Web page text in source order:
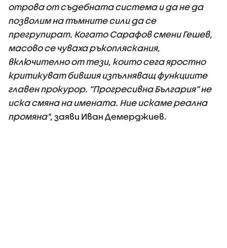
отрова от съдебната система и да не да
позволим на тъмните сили да се
прегрупират. Когато Сарафов смени Гешев,
масово се чуваха ръкопляскания,
включително от тези, които сега яростно
критикуват бившия изпълняващ функциите
главен прокурор. ”Прогресивна България” не
иска смяна на имената. Ние искаме реална
промяна", заяви Иван Демерджиев.